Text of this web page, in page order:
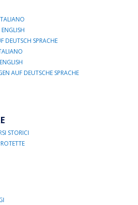
DEUTSCH SPRACHE
AUF DEUTSCHE SPRACHE
STORICI